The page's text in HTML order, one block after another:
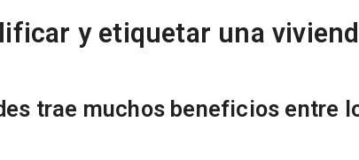
y etiquetar una
trae muchos beneficios entre